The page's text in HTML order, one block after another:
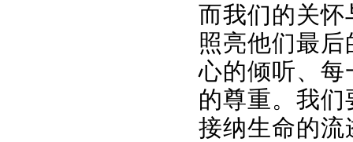
而我们的关
照亮他们最
心的倾听、
的尊重。我
接纳生命的